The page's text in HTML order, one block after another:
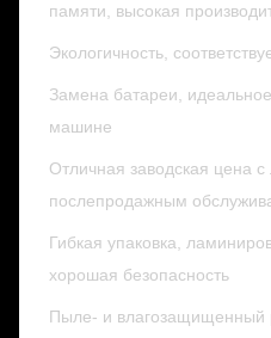
памяти, высокая
Экологичность,
Замена батареи,
машине
Отличная заводская цена
послепродажным
Гибкая упаковка,
хорошая безопасность
Пыле- и влагозащищенный